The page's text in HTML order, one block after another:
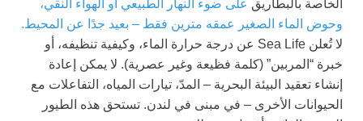
الخاصة بالبطاريق على ضوء النهار الطبيعي أو الهواء النقي،
وحوض الماء الصغير عمقه مترين فقط – بعيد جدًا عن المحيط.
لا تُعلن Sea Life عن درجة حرارة الماء، وكيفية تنظيفه، أو
خبرة “المربين” (كلمة فظيعة وغير عصرية). لا يمكن إعادة
إنشاء تعقيد البيئة البحرية – المدّ، تيارات المياه، التفاعلات مع
الحيوانات الأخرى – في مبنى في لندن. تستحق هذه الطيور